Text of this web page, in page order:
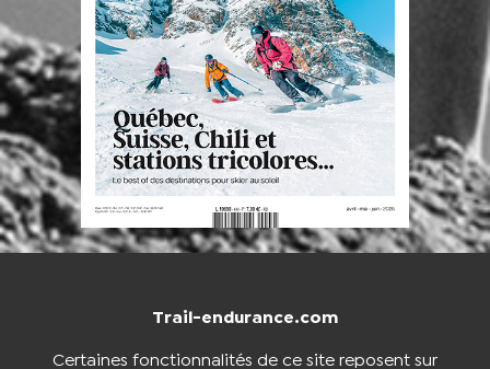
Trail-endurance.com
Certaines fonctionnalités de ce site reposent sur
NOUS CONTACTER BOUTIQUE